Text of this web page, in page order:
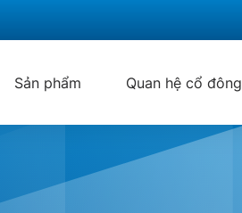
Sản phẩm Quan hệ cổ đông